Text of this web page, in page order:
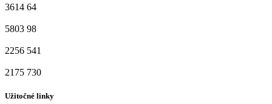
3614 64
5803 98
2256 541
2175 730
Užitočné linky